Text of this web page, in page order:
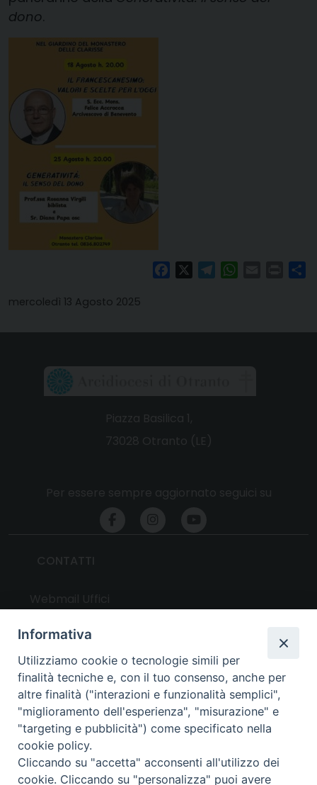
dono.
FacebookTelegramWhatsAppPrint
mercoledì 13 Agosto 2025
UTILITY
News
Altri articoli
Notizie nazionali
Download
Informativa
Utilizziamo cookie o tecnologie simili per
finalità tecniche e, con il tuo consenso, anche per
altre finalità ("interazioni e funzionalità semplici",
"miglioramento dell'esperienza", "misurazione" e
"targeting e pubblicità") come specificato nella
cookie policy.
Cliccando su "accetta" acconsenti all'utilizzo dei
cookie. Cliccando su "personalizza" puoi avere